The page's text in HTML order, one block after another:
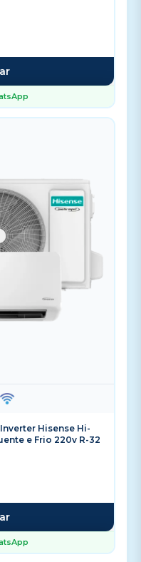
Hisense Hi-
e Frio 220v R-32